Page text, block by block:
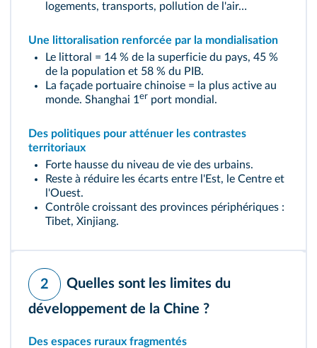
logements, transports, pollution de l'air…
Une littoralisation renforcée par la mondialisation
Le littoral = 14 % de la superficie du pays, 45 %
de la population et 58 % du PIB.
La façade portuaire chinoise = la plus active au
monde. Shanghai 1er port mondial.
Des politiques pour atténuer les contrastes
territoriaux
Forte hausse du niveau de vie des urbains.
Reste à réduire les écarts entre l'Est, le Centre et
l'Ouest.
Contrôle croissant des provinces périphériques :
Tibet, Xinjiang.
2
Quelles sont les limites du
développement de la Chine ?
Des espaces ruraux fragmentés